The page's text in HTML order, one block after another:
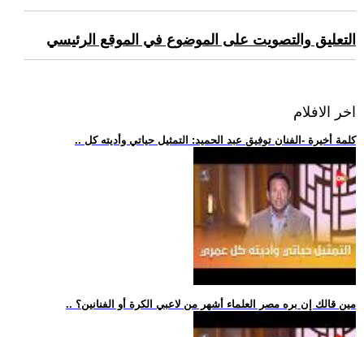
التعليق والتصويت على الموضوع في الموقع الرئيسي
اخر الافلام
.. كلمة أخيرة -الفنان توفيق عبد الحميد: التمثيل حياتي وأديته كل
.. مين قالك إن بره مصر العلماء أشهر من لاعبي الكرة أو الفنانين؟